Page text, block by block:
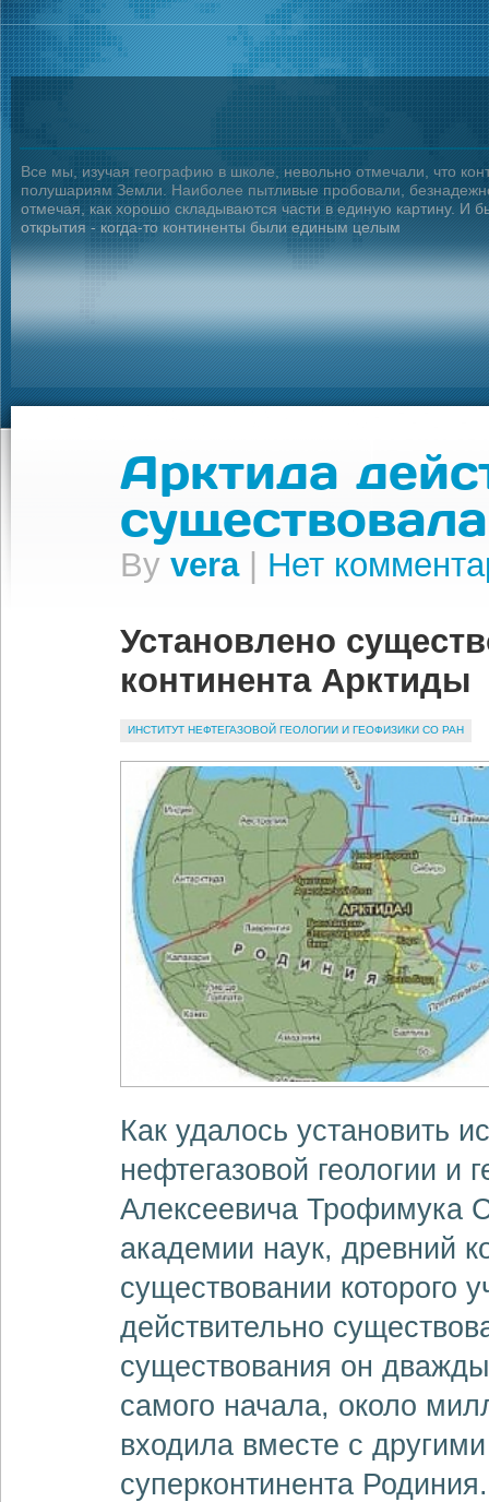
Все мы, изучая географию в школе, невольно отмечали, что
полушариям Земли. Наиболее пытливые пробовали,
отмечая, как хорошо складываются части в единую картину.
открытия - когда-то континенты были единым целым
Арктида
существовала
By vera| Нет
Установлено
континента Арктиды
ИНСТИТУТ НЕФТЕГАЗОВОЙ ГЕОЛОГИИ И ГЕОФИЗИКИ СО РАН
Как удалось установить
нефтегазовой геологии и
Алексеевича Трофимука
академии наук, древний
существовании которого
действительно
существования он
самого начала, около
входила вместе с
суперконтинента